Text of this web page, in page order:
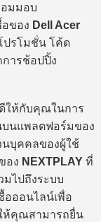
อมมอบ
ของ Dell Acer
ปรโมชั่น โค้ด
การช้อปปิ้ง
ให้กับคุณในการ
นแพลตฟอร์มของ
นบุคคลของผู้ใช้
อง NEXTPLAY ที่
มไปถึงระบบ
อออนไลน์เพื่อ
ห้คุณสามารถยื่น